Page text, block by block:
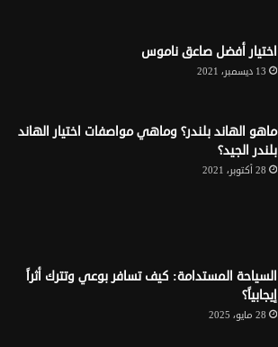
اختيار أفضل صاعق ناموس
13 ديسمبر، 2021
ماهو الهاند بلندر؟ وماهي مواصفات اختيار الهاند
بلندر الجيد؟
28 أكتوبر، 2021
السياحة المستدامة: كيف تسافر بوعي وتترك أثراً
إيجابياً؟
28 مايو، 2025